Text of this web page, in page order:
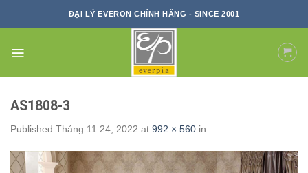
ĐẠI LÝ EVERON CHÍNH HÃNG - SINCE 2001
AS1808-3
Published Tháng 11 24, 2022 at 992 × 560 in